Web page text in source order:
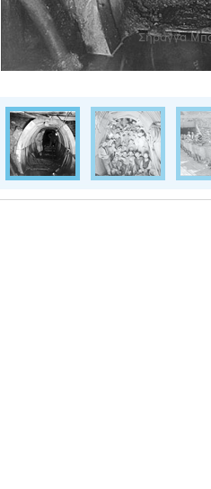
Σήραγγα